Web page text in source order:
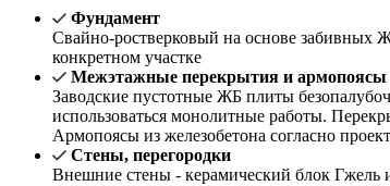
Фундамент
Свайно-ростверковый на основе забивных
конкретном участке
Межэтажные перекрытия и армопоясы
Заводские пустотные ЖБ плиты
использоваться монолитные работы.
Армопоясы из железобетона согласно
Стены, перегородки
Внешние стены - керамический блок Гжель